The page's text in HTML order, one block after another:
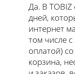
Да. В
дней,
интернет
том числе
оплатой)
корзина,